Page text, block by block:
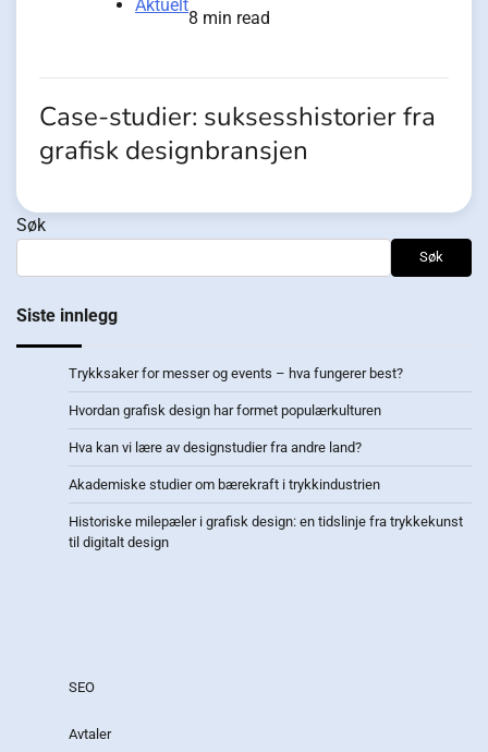
Aktuelt
8 min read
Case-studier: suksesshistorier fra
grafisk designbransjen
Søk
Søk
Siste innlegg
Trykksaker for messer og events – hva fungerer best?
Hvordan grafisk design har formet populærkulturen
Hva kan vi lære av designstudier fra andre land?
Akademiske studier om bærekraft i trykkindustrien
Historiske milepæler i grafisk design: en tidslinje fra trykkekunst
til digitalt design
SEO
Avtaler